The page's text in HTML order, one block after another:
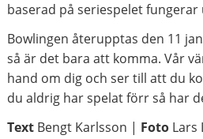
baserad på seriespelet
Bowlingen återupptas den 11
så är det bara att komma. Vår
hand om dig och ser till att du
du aldrig har spelat förr så har
Text Bengt Karlsson | Foto Lars